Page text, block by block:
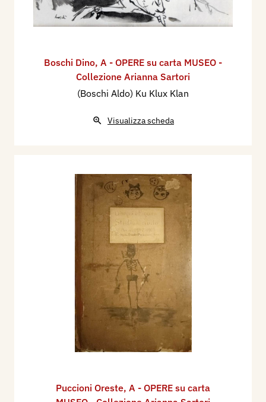
Boschi Dino, A - OPERE su carta MUSEO -
Collezione Arianna Sartori
(Boschi Aldo) Ku Klux Klan
Visualizza scheda
Puccioni Oreste, A - OPERE su carta